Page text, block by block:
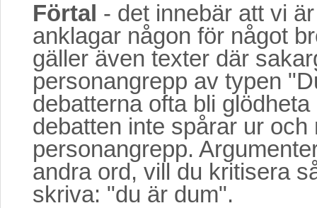
Förtal - det innebär att vi
anklagar någon för något
gäller även texter där
personangrepp av typen
debatterna ofta bli
debatten inte spårar ur
personangrepp.
andra ord, vill du kritisera
skriva: "du är dum".